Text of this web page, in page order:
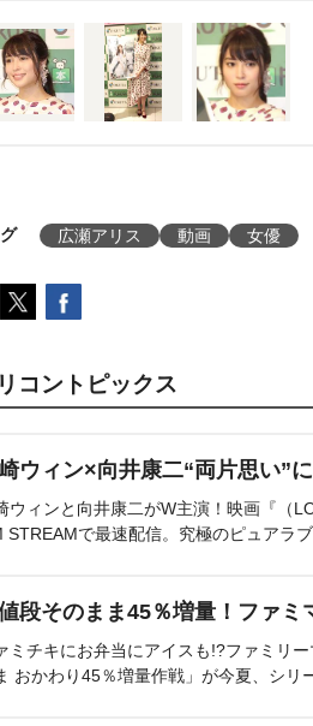
広瀬アリス 動画 女優
コントピックス
ウィン×向井康二“両片思い”
ウィンと向井康二がW主演！映画『（
STREAMで最速配信。究極のピュアラブ
段そのまま45％増量！ファミ
ミチキにお弁当にアイスも!?ファミリ
おかわり45％増量作戦」が今夏、シリ